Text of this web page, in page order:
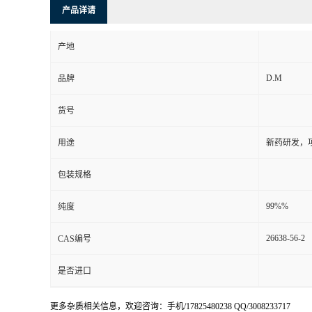
产品详请
产地
品牌 D.M
货号
用途 新药研发，
包装规格
纯度 99%%
CAS编号 26638-56-2
是否进口
更多杂质相关信息，欢迎咨询：手机/17825480238 QQ/3008233717